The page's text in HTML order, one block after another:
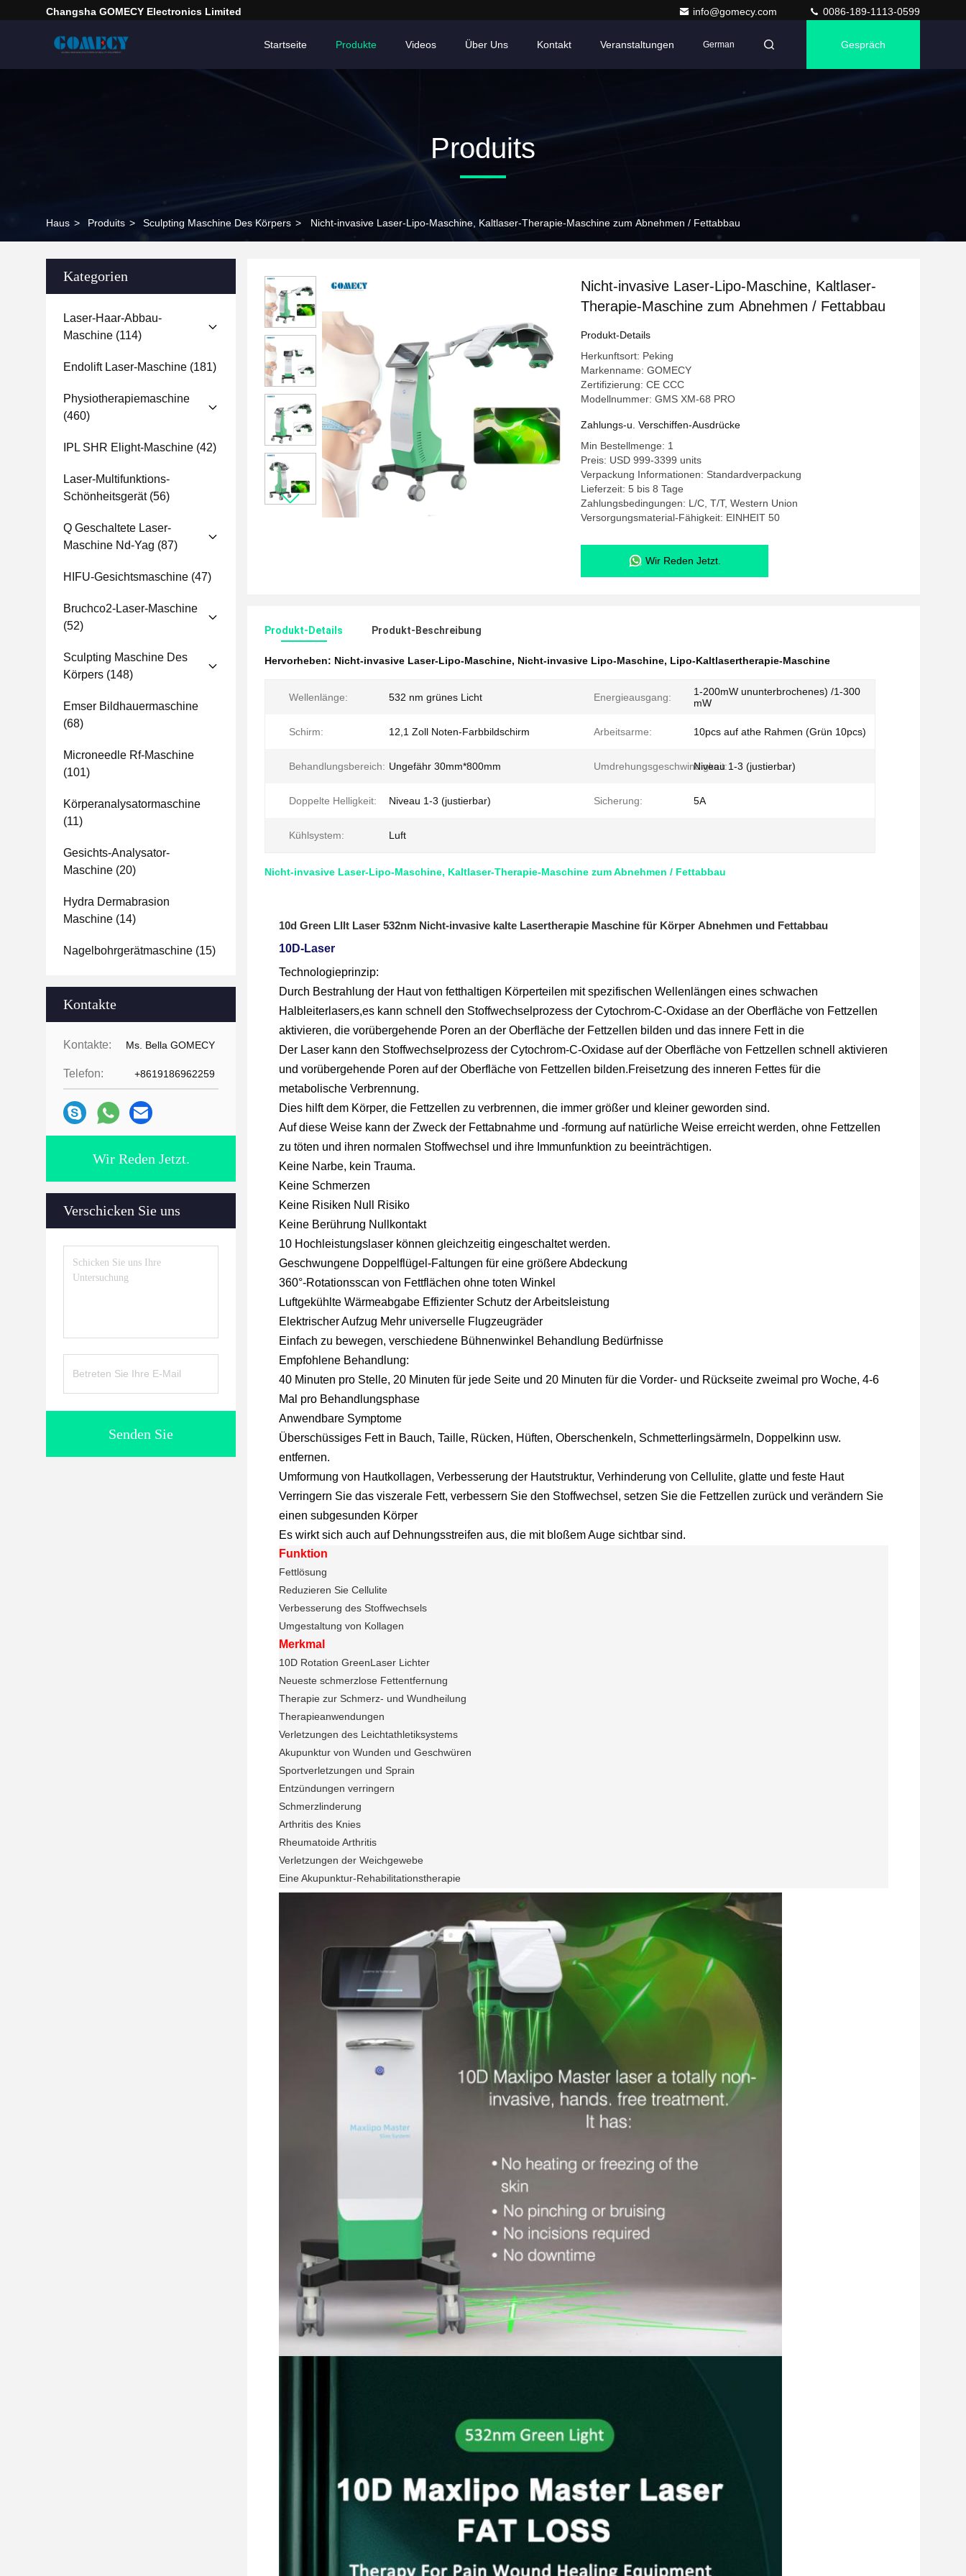
Changsha GOMECY Electronics Limited info@gomecy.com 0086-189-1113-0599
Startseite Produkte Videos Über Uns Kontakt Veranstaltungen German Gespräch
Produits
Haus > Produits > Sculpting Maschine Des Körpers > Nicht-invasive Laser-Lipo-Maschine, Kaltlaser-Therapie-Maschine zum Abnehmen / Fettabbau
Kategorien
Laser-Haar-Abbau-
Maschine (114)
Endolift Laser-Maschine (181)
Physiotherapiemaschine
(460)
IPL SHR Elight-Maschine (42)
Laser-Multifunktions-
Schönheitsgerät(56)
Q Geschaltete Laser-
Maschine Nd-Yag (87)
HIFU-Gesichtsmaschine (47)
Bruchco2-Laser-Maschine
(52)
Sculpting Maschine Des
Körpers (148)
Emser Bildhauermaschine
(68)
Microneedle Rf-Maschine
(101)
Körperanalysatormaschine
(11)
Gesichts-Analysator-
Maschine (20)
Hydra Dermabrasion
Maschine (14)
Nagelbohrgerätmaschine (15)
Kontakte
Kontakte: Ms. Bella GOMECY
Telefon: +8619186962259
Wir Reden Jetzt.
Verschicken Sie uns
Senden Sie
Nicht-invasive Laser-Lipo-Maschine, Kaltlaser-
Therapie-Maschine zum Abnehmen / Fettabbau
Produkt-Details
Herkunftsort: Peking
Markenname: GOMECY
Zertifizierung: CE CCC
Modellnummer: GMS XM-68 PRO
Zahlungs-u. Verschiffen-Ausdrücke
Min Bestellmenge: 1
Preis: USD 999-3399 units
Verpackung Informationen: Standardverpackung
Lieferzeit: 5 bis 8 Tage
Zahlungsbedingungen: L/C, T/T, Western Union
Versorgungsmaterial-Fähigkeit: EINHEIT 50
Wir Reden Jetzt.
Produkt-Details Produkt-Beschreibung
Hervorheben: Nicht-invasive Laser-Lipo-Maschine, Nicht-invasive Lipo-Maschine, Lipo-Kaltlasertherapie-Maschine
Wellenlänge: 532 nm grünes Licht Energieausgang:
1-200mW ununterbrochenes) /1-300
mW
Schirm: 12,1 Zoll Noten-Farbbildschirm Arbeitsarme: 10pcs auf athe Rahmen (Grün 10pcs)
Behandlungsbereich: Ungefähr 30mm*800mm Umdrehungsgeschwindigkeit:Niveau 1-3 (justierbar)
Doppelte Helligkeit: Niveau 1-3 (justierbar) Sicherung: 5A
Kühlsystem: Luft
Nicht-invasive Laser-Lipo-Maschine, Kaltlaser-Therapie-Maschine zum Abnehmen / Fettabbau
10d Green Lllt Laser 532nm Nicht-invasive kalte Lasertherapie Maschine für Körper Abnehmen und Fettabbau
10D-Laser
Technologieprinzip:
Durch Bestrahlung der Haut von fetthaltigen Körperteilen mit spezifischen Wellenlängen eines schwachen
Halbleiterlasers,es kann schnell den Stoffwechselprozess der Cytochrom-C-Oxidase an der Oberfläche von Fettzellen
aktivieren, die vorübergehende Poren an der Oberfläche der Fettzellen bilden und das innere Fett in die
Der Laser kann den Stoffwechselprozess der Cytochrom-C-Oxidase auf der Oberfläche von Fettzellen schnell aktivieren
und vorübergehende Poren auf der Oberfläche von Fettzellen bilden.Freisetzung des inneren Fettes für die
metabolische Verbrennung.
Dies hilft dem Körper, die Fettzellen zu verbrennen, die immer größer und kleiner geworden sind.
Auf diese Weise kann der Zweck der Fettabnahme und -formung auf natürliche Weise erreicht werden, ohne Fettzellen
zu töten und ihren normalen Stoffwechsel und ihre Immunfunktion zu beeinträchtigen.
Keine Narbe, kein Trauma.
Keine Schmerzen
Keine Risiken Null Risiko
Keine Berührung Nullkontakt
10 Hochleistungslaser können gleichzeitig eingeschaltet werden.
Geschwungene Doppelflügel-Faltungen für eine größere Abdeckung
360°-Rotationsscan von Fettflächen ohne toten Winkel
Luftgekühlte Wärmeabgabe Effizienter Schutz der Arbeitsleistung
Elektrischer Aufzug Mehr universelle Flugzeugräder
Einfach zu bewegen, verschiedene Bühnenwinkel Behandlung Bedürfnisse
Empfohlene Behandlung:
40 Minuten pro Stelle, 20 Minuten für jede Seite und 20 Minuten für die Vorder- und Rückseite zweimal pro Woche, 4-6
Mal pro Behandlungsphase
Anwendbare Symptome
Überschüssiges Fett in Bauch, Taille, Rücken, Hüften, Oberschenkeln, Schmetterlingsärmeln, Doppelkinn usw.
entfernen.
Umformung von Hautkollagen, Verbesserung der Hautstruktur, Verhinderung von Cellulite, glatte und feste Haut
Verringern Sie das viszerale Fett, verbessern Sie den Stoffwechsel, setzen Sie die Fettzellen zurück und verändern Sie
einen subgesunden Körper
Es wirkt sich auch auf Dehnungsstreifen aus, die mit bloßem Auge sichtbar sind.
Funktion
Fettlösung
Reduzieren Sie Cellulite
Verbesserung des Stoffwechsels
Umgestaltung von Kollagen
Merkmal
10D Rotation GreenLaser Lichter
Neueste schmerzlose Fettentfernung
Therapie zur Schmerz- und Wundheilung
Therapieanwendungen
Verletzungen des Leichtathletiksystems
Akupunktur von Wunden und Geschwüren
Sportverletzungen und Sprain
Entzündungen verringern
Schmerzlinderung
Arthritis des Knies
Rheumatoide Arthritis
Verletzungen der Weichgewebe
Eine Akupunktur-Rehabilitationstherapie